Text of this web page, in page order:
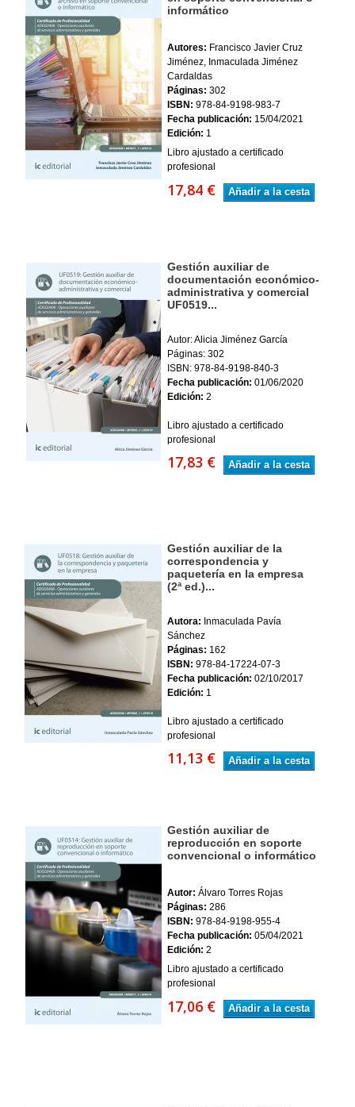
informático
Autores: Francisco Javier Cruz
Jiménez, Inmaculada Jiménez
Cardaldas
Páginas: 302
ISBN: 978-84-9198-983-7
Fecha publicación: 15/04/2021
Edición: 1
Libro ajustado a certificado
profesional
17,84 € Añadir a la cesta
Gestión auxiliar de
documentación económico-
administrativa y comercial
UF0519...
Autor: Alicia Jiménez García
Páginas: 302
ISBN: 978-84-9198-840-3
Fecha publicación: 01/06/2020
Edición: 2
Libro ajustado a certificado
profesional
17,83 € Añadir a la cesta
Gestión auxiliar de la
correspondencia y
paquetería en la empresa
(2ª ed.)...
Autora: Inmaculada Pavía
Sánchez
Páginas: 162
ISBN: 978-84-17224-07-3
Fecha publicación: 02/10/2017
Edición: 1
Libro ajustado a certificado
profesional
11,13 € Añadir a la cesta
Gestión auxiliar de
reproducción en soporte
convencional o informático
Autor: Álvaro Torres Rojas
Páginas: 286
ISBN: 978-84-9198-955-4
Fecha publicación: 05/04/2021
Edición: 2
Libro ajustado a certificado
profesional
17,06 € Añadir a la cesta